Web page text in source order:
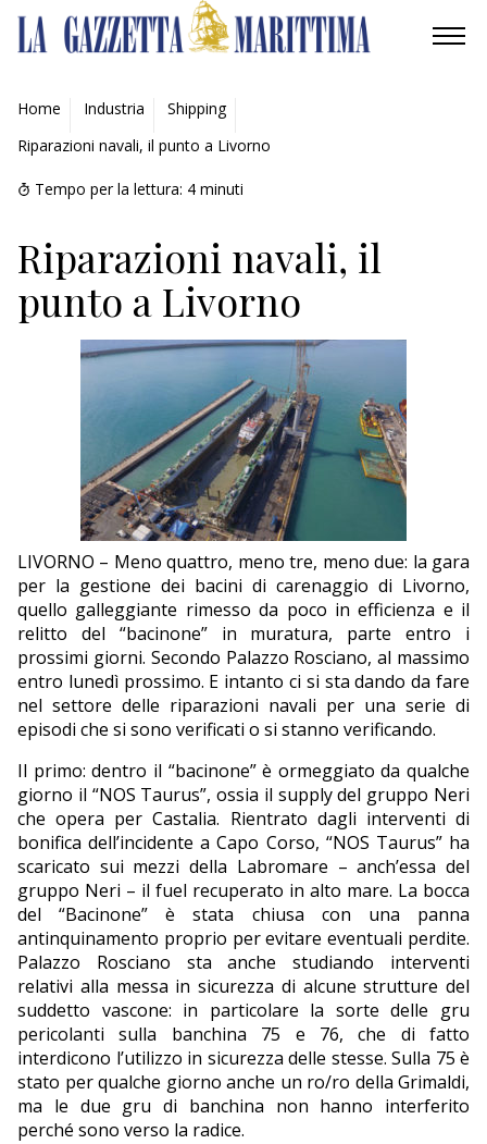
AMBIENTE
MOBILITÀ
INDUSTRIA
RICERCA
ECONOMIA
TURISMO
CULTURA
EDITORIALI
Home Industria
Shipping
Riparazioni navali, il punto a Livorno
Tempo per la lettura: 4 minuti
Riparazioni navali, il
punto a Livorno
LIVORNO – Meno quattro, meno tre, meno due: la gara
per la gestione dei bacini di carenaggio di Livorno,
quello galleggiante rimesso da poco in efficienza e il
relitto del “bacinone” in muratura, parte entro i
prossimi giorni. Secondo Palazzo Rosciano, al massimo
entro lunedì prossimo. E intanto ci si sta dando da fare
nel settore delle riparazioni navali per una serie di
episodi che si sono verificati o si stanno verificando.
Il primo: dentro il “bacinone” è ormeggiato da qualche
giorno il “NOS Taurus”, ossia il supply del gruppo Neri
che opera per Castalia. Rientrato dagli interventi di
bonifica dell’incidente a Capo Corso, “NOS Taurus” ha
scaricato sui mezzi della Labromare – anch’essa del
gruppo Neri – il fuel recuperato in alto mare. La bocca
del “Bacinone” è stata chiusa con una panna
antinquinamento proprio per evitare eventuali perdite.
Palazzo Rosciano sta anche studiando interventi
relativi alla messa in sicurezza di alcune strutture del
suddetto vascone: in particolare la sorte delle gru
pericolanti sulla banchina 75 e 76, che di fatto
interdicono l’utilizzo in sicurezza delle stesse. Sulla 75 è
stato per qualche giorno anche un ro/ro della Grimaldi,
ma le due gru di banchina non hanno interferito
perché sono verso la radice.